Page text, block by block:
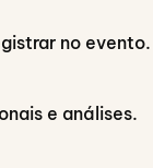
no evento.
e análises.